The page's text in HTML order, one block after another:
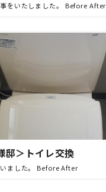
をいたしました。 Before After
邸＞トイレ交換
ました。 Before After